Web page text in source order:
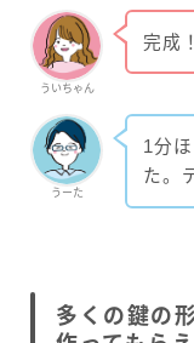
ういちゃん
完成
うーた
1分
た。
多くの鍵の